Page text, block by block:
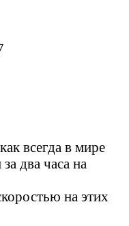
всегда в мире
два часа на
на этих